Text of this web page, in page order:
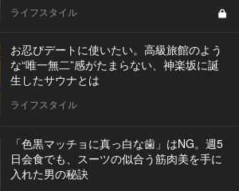
ライフスタイル
お忍びデートに使いたい。高級旅館のよう
な“唯一無二”感がたまらない、神楽坂に誕
生したサウナとは
ライフスタイル
「色黒マッチョに真っ白な歯」はNG。週5
日会食でも、スーツの似合う筋肉美を手に
入れた男の秘訣